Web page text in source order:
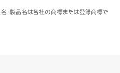
・製品名は各社の商標または登録商標で